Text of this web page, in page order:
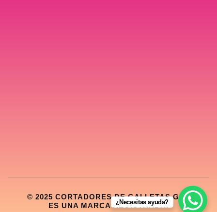
© 2025 CORTADORES DE GALLETAS GDL
ES UNA MARCA REGISTRADA.
¿Necesitas ayuda?